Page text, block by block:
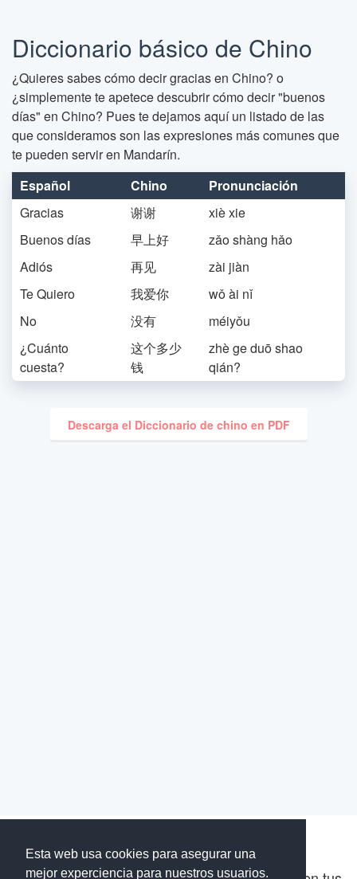
Esta web usa cookies para asegurar una
mejor experciencia para nuestros usuarios.
Diccionario básico de Chino
¿Quieres sabes cómo decir gracias en Chino? o
¿simplemente te apetece descubrir cómo decir "buenos
días" en Chino? Pues te dejamos aquí un listado de las
que consideramos son las expresiones más comunes que
te pueden servir en Mandarín.
Español
Chino
Pronunciación
Gracias
谢谢
xiè xie
Buenos días
早上好
zǎo shàng hǎo
Adiós
再见
zài jiàn
Te Quiero
我爱你
wǒ ài nǐ
No
没有
méiyǒu
¿Cuánto
cuesta?
这个多少
钱
zhè ge duō shao
qián?
Descarga el Diccionario de chino en PDF